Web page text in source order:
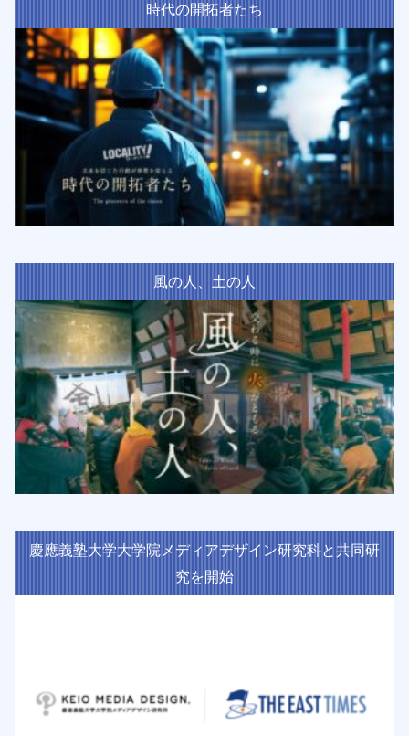
時代の開拓者たち
風の人、土の人
慶應義塾大学大学院メディアデザイン研究科と共同研
究を開始